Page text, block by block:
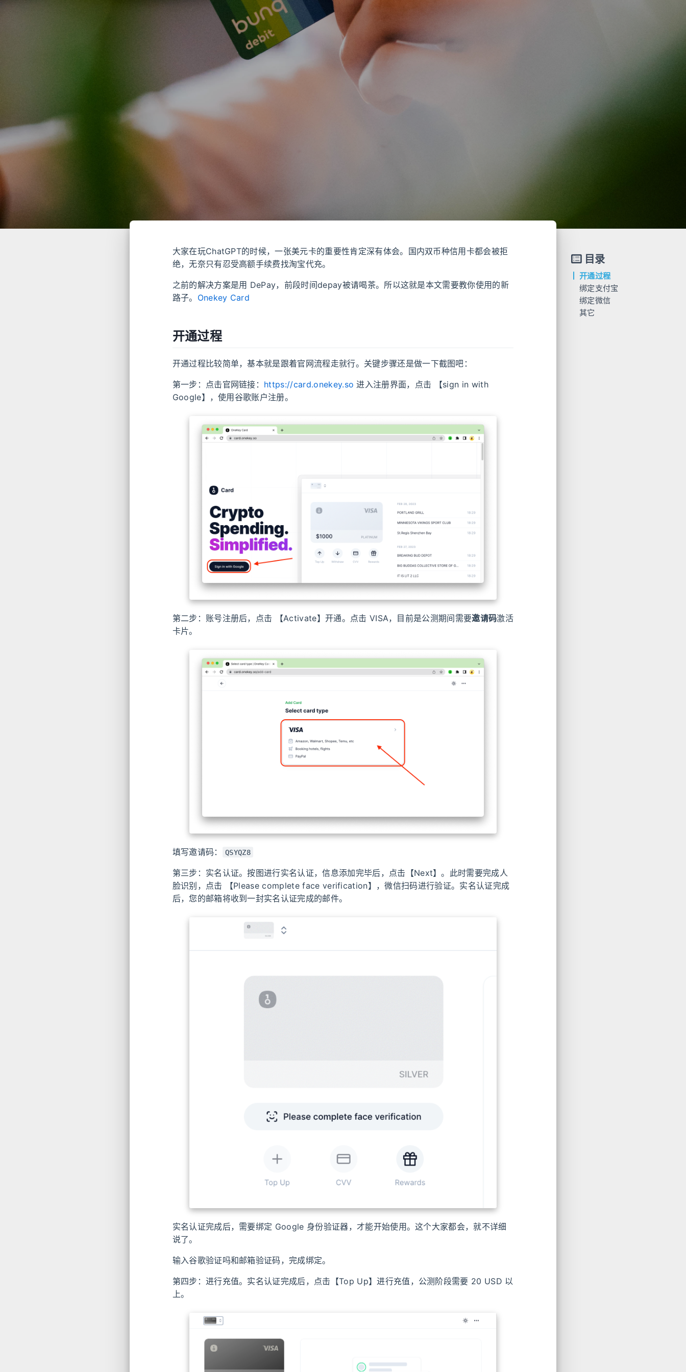
大家在玩ChatGPT的时候，一张美元卡的重要性肯定深有体会。国内双币种信用卡都会被拒
绝，无奈只有忍受高额手续费找淘宝代充。
之前的解决方案是用 DePay，前段时间depay被请喝茶。所以这就是本文需要教你使用的新
路子。 Onekey Card
开通过程
开通过程比较简单，基本就是跟着官网流程走就行。关键步骤还是做一下截图吧：
第一步：点击官网链接： https://card.onekey.so 进入注册界面，点击 【sign in with
Google】，使用谷歌账户注册。
第二步：账号注册后，点击 【Activate】开通。点击 VISA，目前是公测期间需要邀请码激活
卡片。
填写邀请码： QSYQZ8
第三步：实名认证。按图进行实名认证，信息添加完毕后，点击【Next】。此时需要完成人
脸识别，点击 【Please complete face verification】，微信扫码进行验证。实名认证完成
后，您的邮箱将收到一封实名认证完成的邮件。
实名认证完成后，需要绑定 Google 身份验证器，才能开始使用。这个大家都会，就不详细
说了。
输入谷歌验证吗和邮箱验证码，完成绑定。
第四步：进行充值。实名认证完成后，点击【Top Up】进行充值，公测阶段需要 20 USD 以
上。
目录
开通过程
绑定支付宝
绑定微信
其它